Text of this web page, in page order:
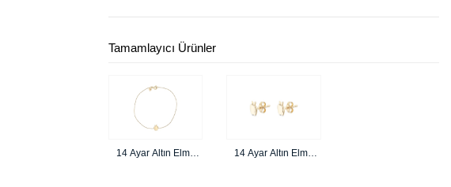
Tamamlayıcı Ürünler
14 Ayar Altın Elma
14 Ayar Altın Elma